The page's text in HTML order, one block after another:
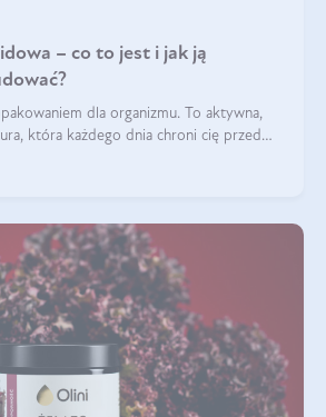
– co to jest i jak ją
dla organizmu. To aktywna,
która każdego dnia chroni cię przed
z jej kluczowych elementów jest